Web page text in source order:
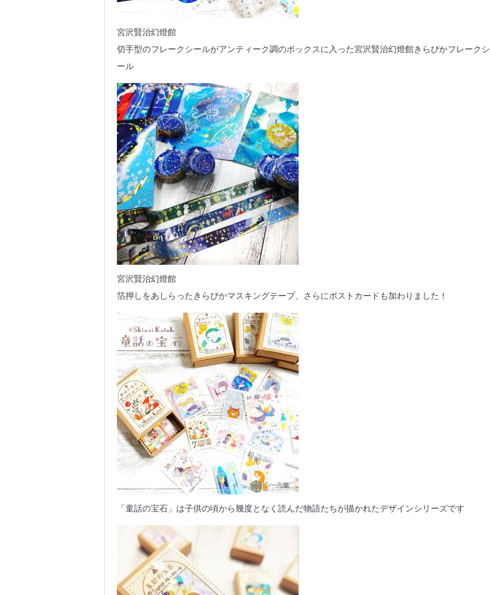
宮沢賢治幻燈館
切手型のフレークシールがアンティーク調のボックスに入った宮沢賢治幻燈館きらぴかフレークシ
ール
宮沢賢治幻燈館
箔押しをあしらったきらぴかマスキングテープ、さらにポストカードも加わりました！
「童話の宝石」は子供の頃から幾度となく読んだ物語たちが描かれたデザインシリーズです